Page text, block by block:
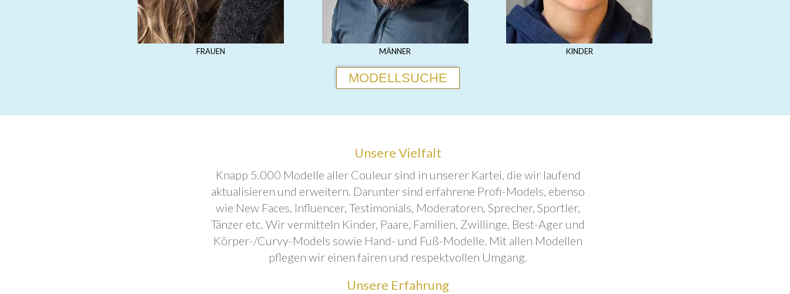
FRAUEN MÄNNER KINDER
MODELLSUCHE
Unsere Vielfalt
Knapp 5.000 Modelle aller Couleur sind in unserer Kartei, die wir laufend
aktualisieren und erweitern. Darunter sind erfahrene Profi-Models, ebenso
wie New Faces, Influencer, Testimonials, Moderatoren, Sprecher, Sportler,
Tänzer etc. Wir vermitteln Kinder, Paare, Familien, Zwillinge, Best-Ager und
Körper-/Curvy-Models sowie Hand- und Fuß-Modelle. Mit allen Modellen
pflegen wir einen fairen und respektvollen Umgang.
Unsere Erfahrung